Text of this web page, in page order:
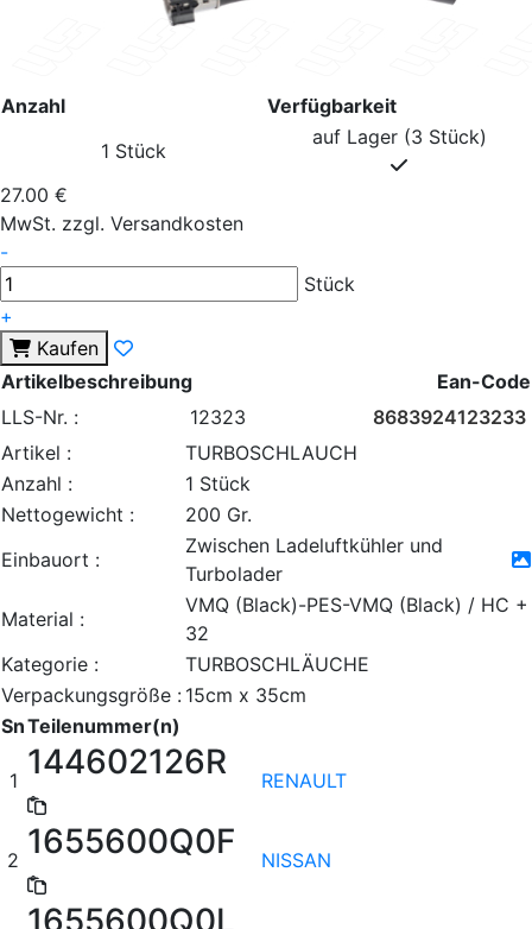
Anzahl
Verfügbarkeit
1 Stück
auf Lager (3 Stück)
27.00 €
MwSt. zzgl. Versandkosten
-
Stück
+
Kaufen
Artikelbeschreibung
Ean-Code
LLS-Nr. :
12323
8683924123233
Artikel :
TURBOSCHLAUCH
Anzahl :
1 Stück
Nettogewicht :
200 Gr.
Einbauort :
Zwischen Ladeluftkühler und
Turbolader
Material :
VMQ (Black)-PES-VMQ (Black) / HC +
32
Kategorie :
TURBOSCHLÄUCHE
Verpackungsgröße : 15cm x 35cm
SnTeilenummer(n)
1 144602126R RENAULT
2 1655600Q0F NISSAN
1655600Q0L